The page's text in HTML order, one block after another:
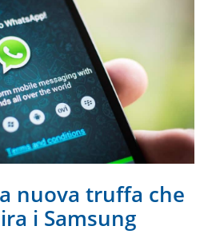
nuova truffa che
i Samsung